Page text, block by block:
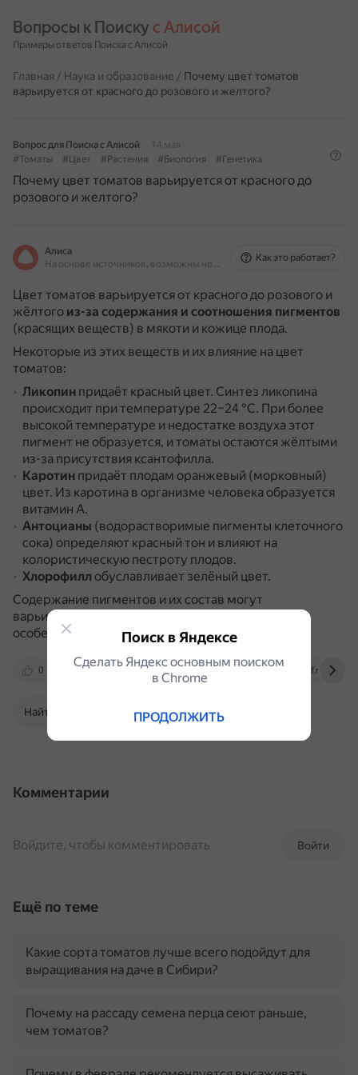
Вопросы к Поиску с Алисой
Примеры ответов Поиска с Алисой
Главная / Наука и образование / Почему цвет томатов
варьируется от красного до розового и желтого?
Вопрос для Поиска с Алисой
14 мая
#Томаты
#Цвет #Растения #Биология #Генетика
Почему цвет томатов варьируется от красного до
розового и желтого?
Алиса
На основе источников, возможны неточности
Как это работает?
Цвет томатов варьируется от красного до розового и
жёлтого из-за содержания и соотношения пигментов
(красящих веществ) в мякоти и кожице плода.
Некоторые из этих веществ и их влияние на цвет
томатов:
Ликопин придаёт красный цвет. Синтез ликопина
происходит при температуре 22–24 °C. При более
высокой температуре и недостатке воздуха этот
пигмент не образуется, и томаты остаются жёлтыми
из-за присутствия ксантофилла.
Каротин придаёт плодам оранжевый (морковный)
цвет. Из каротина в организме человека образуется
витамин А.
Антоцианы (водорастворимые пигменты клеточного
сока) определяют красный тон и влияют на
колористическую пестроту плодов.
Хлорофилл обуславливает зелёный цвет.
Содержание пигментов и их состав могут
варьироваться в зависимости от генетических
особенностей сортов и гибридов.
0 m.ok.ru gavrishprof.ru
Найти в Поиске
Комментарии
Войти
Войдите, чтобы комментировать
Ещё по теме
Какие сорта томатов лучше всего подойдут для
выращивания на даче в Сибири?
Почему на рассаду семена перца сеют раньше,
чем томатов?
Поиск в Яндексе
Сделать Яндекс основным поиском
в Сhrome
ПРОДОЛЖИТЬ